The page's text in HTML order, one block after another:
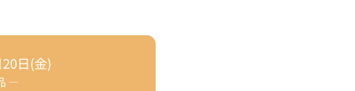
日(金)
―